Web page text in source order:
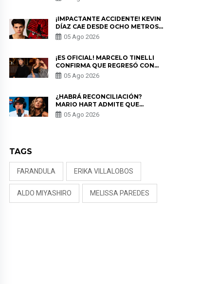
PRIVACIDAD?
¡IMPACTANTE ACCIDENTE! KEVIN
DÍAZ CAE DESDE OCHO METROS
EN “ESTO ES GUERRA” Y GENERA
PREOCUPACIÓN
05 Ago 2026
¡ES OFICIAL! MARCELO TINELLI
CONFIRMA QUE REGRESÓ CON
MILETT FIGUEROA: “EL AMOR
PUDO MÁS”
05 Ago 2026
¿HABRÁ RECONCILIACIÓN?
MARIO HART ADMITE QUE
PODRÍA VOLVER CON KORINA
RIVADENEIRA: “NO LE CERRARÍA
05 Ago 2026
TAGS
FARANDULA ERIKA VILLALOBOS
ALDO MIYASHIRO MELISSA PAREDES